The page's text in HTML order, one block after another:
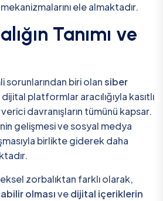
ele almaktadır.
Tanımı ve
sorunlarından biri olansiber
platformlar aracılığıyla kasıtlı
davranışların tümünü kapsar.
gelişmesi ve sosyal medya
birlikte giderek daha
zorbalıktan farklı olarak,
olmasıvedijital içeriklerin